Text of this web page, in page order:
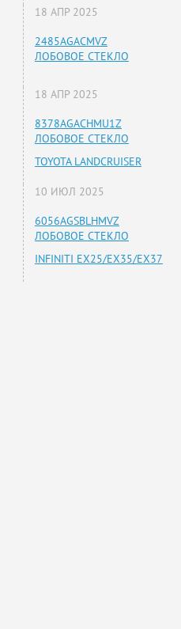
18 АПР 2025
2485AGACMVZ
ЛОБОВОЕ СТЕКЛО
18 АПР 2025
8378AGACHMU1Z
ЛОБОВОЕ СТЕКЛО
TOYOTA LANDCRUISER
10 ИЮЛ 2025
6056AGSBLHMVZ
ЛОБОВОЕ СТЕКЛО
INFINITI EX25/EX35/EX37